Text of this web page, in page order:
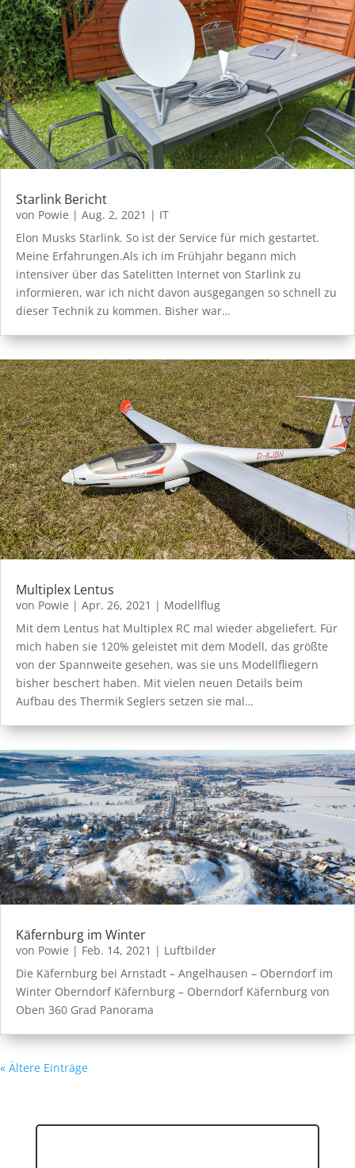
Starlink Bericht
von Powie | Aug. 2, 2021 | IT
Elon Musks Starlink. So ist der Service für mich gestartet.
Meine Erfahrungen.Als ich im Frühjahr begann mich
intensiver über das Satelitten Internet von Starlink zu
informieren, war ich nicht davon ausgegangen so schnell zu
dieser Technik zu kommen. Bisher war…
Multiplex Lentus
von Powie | Apr. 26, 2021 | Modellflug
Mit dem Lentus hat Multiplex RC mal wieder abgeliefert. Für
mich haben sie 120% geleistet mit dem Modell, das größte
von der Spannweite gesehen, was sie uns Modellfliegern
bisher beschert haben. Mit vielen neuen Details beim
Aufbau des Thermik Seglers setzen sie mal…
Käfernburg im Winter
von Powie | Feb. 14, 2021 | Luftbilder
Die Käfernburg bei Arnstadt – Angelhausen – Oberndorf im
Winter Oberndorf Käfernburg – Oberndorf Käfernburg von
Oben 360 Grad Panorama
« Ältere Einträge